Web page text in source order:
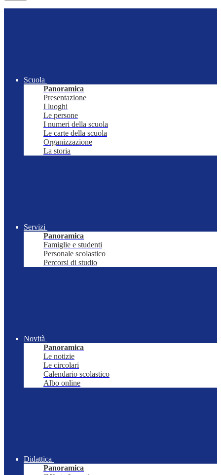
Scuola
Panoramica
Presentazione
I luoghi
Le persone
I numeri della scuola
Le carte della scuola
Organizzazione
La storia
Servizi
Panoramica
Famiglie e studenti
Personale scolastico
Percorsi di studio
Novità
Panoramica
Le notizie
Le circolari
Calendario scolastico
Albo online
Didattica
Panoramica